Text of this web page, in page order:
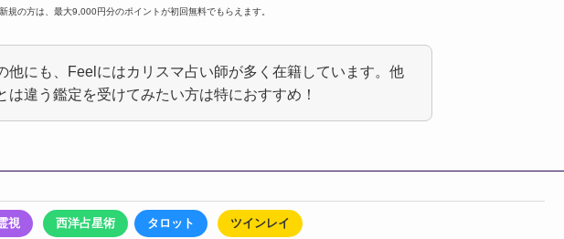
規の方は、最大9,000円分のポイントが初回無料でもらえます。
他にも、Feelにはカリスマ占い師が多く在籍しています。他
は違う鑑定を受けてみたい方は特におすすめ！
視 西洋占星術 タロット ツインレイ